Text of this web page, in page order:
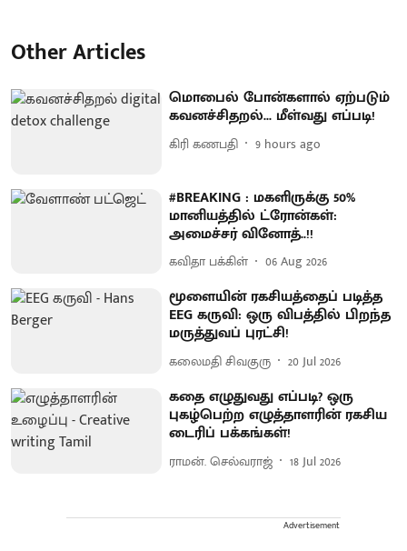
Other Articles
மொபைல் போன்களால் ஏற்படும்
கவனச்சிதறல்... மீள்வது எப்படி!
கிரி கணபதி 9 hours ago
#BREAKING : மகளிருக்கு 50%
மானியத்தில் ட்ரோன்கள்:
அமைச்சர் வினோத்..!!
கவிதா பக்கிள் 06 Aug 2026
மூளையின் ரகசியத்தைப் படித்த
EEG கருவி: ஒரு விபத்தில் பிறந்த
மருத்துவப் புரட்சி!
கலைமதி சிவகுரு 20 Jul 2026
கதை எழுதுவது எப்படி? ஒரு
புகழ்பெற்ற எழுத்தாளரின் ரகசிய
டைரிப் பக்கங்கள்!
ராமன். செல்வராஜ் 18 Jul 2026
Advertisement